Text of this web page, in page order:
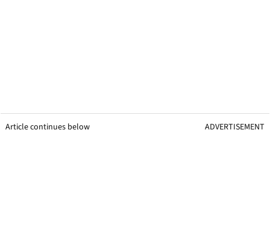
Article continues below ADVERTISEMENT